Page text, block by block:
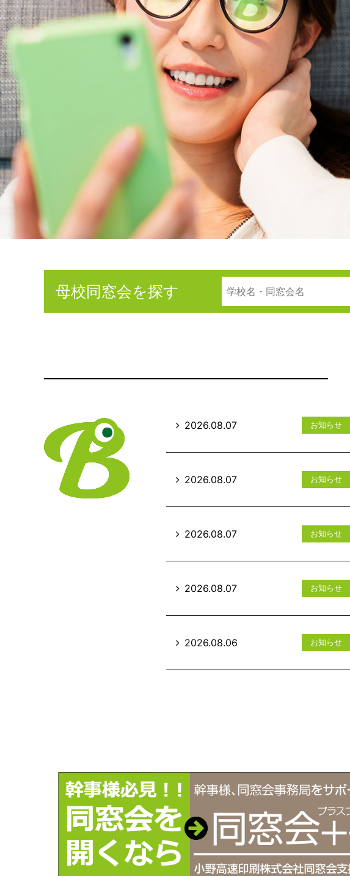
母校同窓会を探す
2026.08.07 お知らせ
2026.08.07 お知らせ
2026.08.07 お知らせ
2026.08.07 お知らせ
2026.08.06 お知らせ